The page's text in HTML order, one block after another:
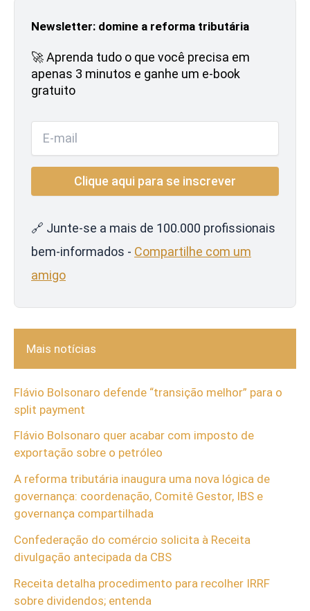
Newsletter: domine a reforma tributária
🚀 Aprenda tudo o que você precisa em
apenas 3 minutos e ganhe um e-book
gratuito
🔗 Junte-se a mais de 100.000 profissionais
bem-informados - Compartilhe com um
amigo
Mais notícias
Flávio Bolsonaro defende “transição melhor” para o
split payment
Flávio Bolsonaro quer acabar com imposto de
exportação sobre o petróleo
A reforma tributária inaugura uma nova lógica de
governança: coordenação, Comitê Gestor, IBS e
governança compartilhada
Confederação do comércio solicita à Receita
divulgação antecipada da CBS
Receita detalha procedimento para recolher IRRF
sobre dividendos; entenda